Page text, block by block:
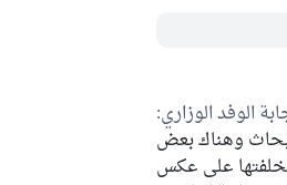
الوفد الوزاري:
وهناك بعض
على عكس